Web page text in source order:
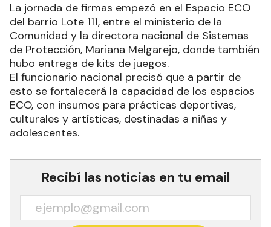
La jornada de firmas empezó en el Espacio ECO
del barrio Lote 111, entre el ministerio de la
Comunidad y la directora nacional de Sistemas
de Protección, Mariana Melgarejo, donde también
hubo entrega de kits de juegos.
El funcionario nacional precisó que a partir de
esto se fortalecerá la capacidad de los espacios
ECO, con insumos para prácticas deportivas,
culturales y artísticas, destinadas a niñas y
adolescentes.
Recibí las noticias en tu email